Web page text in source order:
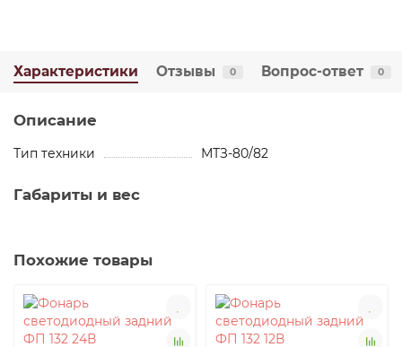
Характеристики Отзывы 0 Вопрос-ответ 0
Описание
Тип техники МТЗ-80/82
Габариты и вес
Похожие товары